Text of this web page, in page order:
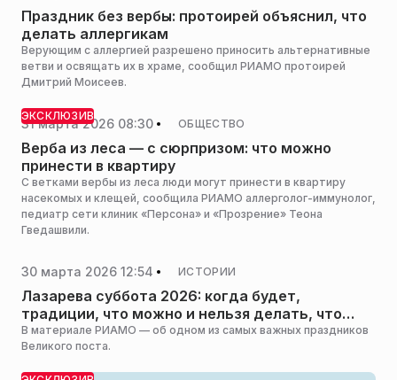
Праздник без вербы: протоирей объяснил, что
делать аллергикам
Верующим с аллергией разрешено приносить альтернативные
ветви и освящать их в храме, сообщил РИАМО протоирей
Дмитрий Моисеев.
ЭКСКЛЮЗИВ
31 марта 2026 08:30 ОБЩЕСТВО
Верба из леса — с сюрпризом: что можно
принести в квартиру
С ветками вербы из леса люди могут принести в квартиру
насекомых и клещей, сообщила РИАМО аллерголог-иммунолог,
педиатр сети клиник «Персона» и «Прозрение» Теона
Гведашвили.
30 марта 2026 12:54 ИСТОРИИ
Лазарева суббота 2026: когда будет,
традиции, что можно и нельзя делать, что
можно есть
В материале РИАМО — об одном из самых важных праздников
Великого поста.